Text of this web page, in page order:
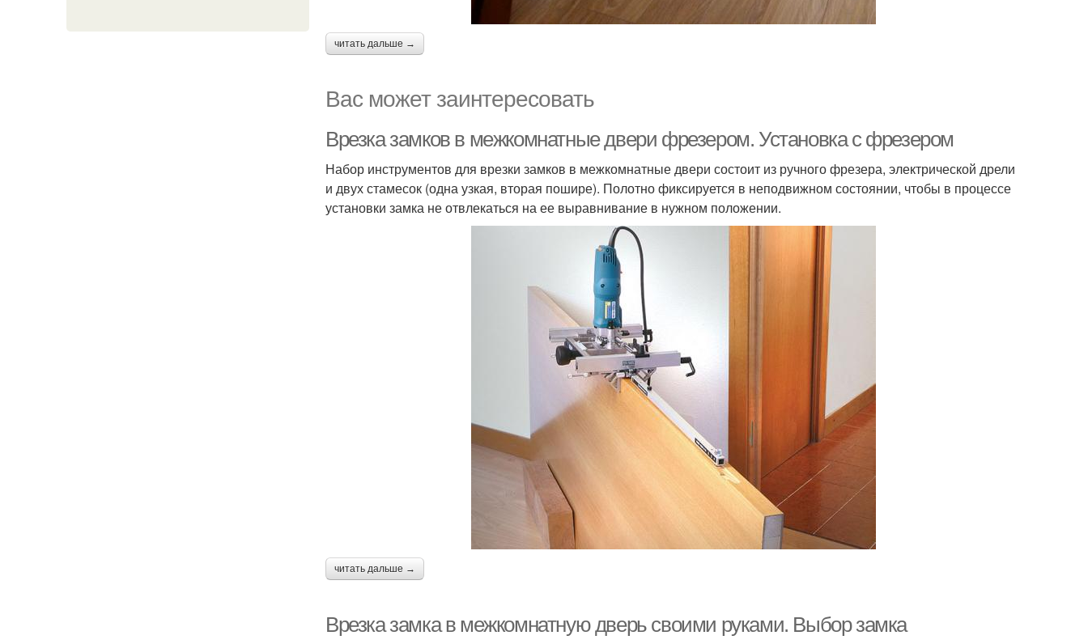
читать дальше →
Вас может заинтересовать
Врезка замков в межкомнатные двери фрезером. Установка с фрезером
Набор инструментов для врезки замков в межкомнатные двери состоит из ручного фрезера, электрической дрели
и двух стамесок (одна узкая, вторая пошире). Полотно фиксируется в неподвижном состоянии, чтобы в процессе
установки замка не отвлекаться на ее выравнивание в нужном положении.
читать дальше →
Врезка замка в межкомнатную дверь своими руками. Выбор замка